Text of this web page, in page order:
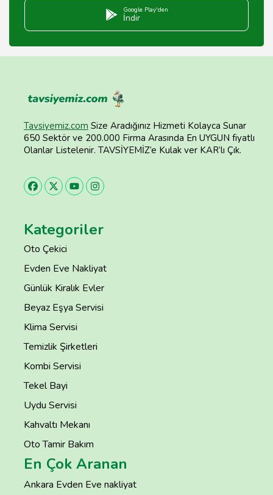
Google Play'den
İndir
Tavsiyemiz.com Size Aradığınız Hizmeti Kolayca Sunar
650 Sektör ve 200.000 Firma Arasında En UYGUN fiyatlı
Olanlar Listelenir. TAVSİYEMİZ’e Kulak ver KAR’lı Çık.
Kategoriler
Oto Çekici
Evden Eve Nakliyat
Günlük Kiralık Evler
Beyaz Eşya Servisi
Klima Servisi
Temizlik Şirketleri
Kombi Servisi
Tekel Bayi
Uydu Servisi
Kahvaltı Mekanı
Oto Tamir Bakım
En Çok Aranan
Ankara Evden Eve nakliyat